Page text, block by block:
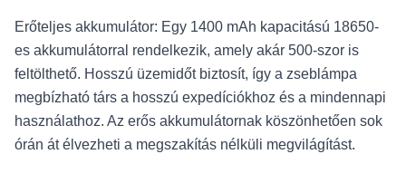
Erőteljes akkumulátor: Egy 1400 mAh kapacitású 18650-
es akkumulátorral rendelkezik, amely akár 500-szor is
feltölthető. Hosszú üzemidőt biztosít, így a zseblámpa
megbízható társ a hosszú expedíciókhoz és a mindennapi
használathoz. Az erős akkumulátornak köszönhetően sok
órán át élvezheti a megszakítás nélküli megvilágítást.